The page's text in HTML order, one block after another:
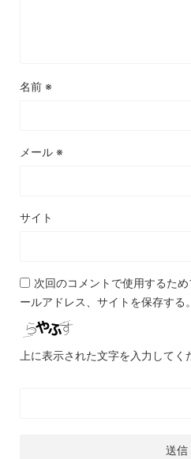
名前 ※
メール ※
サイト
次回のコメントで使用するた
ールアドレス、サイトを保存する。
上に表示された文字を入力してく